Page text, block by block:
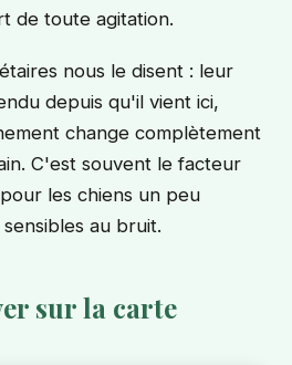
de toute agitation.
nous le disent : leur
depuis qu'il vient ici,
change complètement
C'est souvent le facteur
les chiens un peu
au bruit.
sur la carte